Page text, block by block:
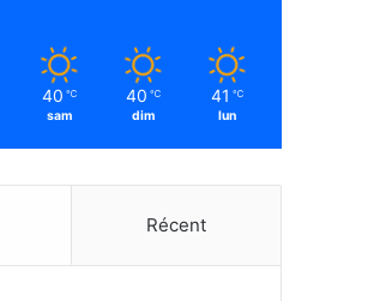
40 ℃
sam
40 ℃
dim
41 ℃
lun
Récent